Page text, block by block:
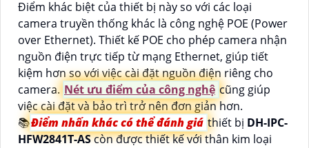
Điểm khác biệt của thiết bị này so với các loại
camera truyền thống khác là công nghệ POE (Power
over Ethernet). Thiết kế POE cho phép camera nhận
nguồn điện trực tiếp từ mạng Ethernet, giúp tiết
kiệm hơn so với việc cài đặt nguồn điện riêng cho
camera. Nét ưu điểm của công nghệ cũng giúp
việc cài đặt và bảo trì trở nên đơn giản hơn.
📚Điểm nhấn khác có thể đánh giá thiết bị DH-IPC-
HFW2841T-AScòn được thiết kế với thân kim loại